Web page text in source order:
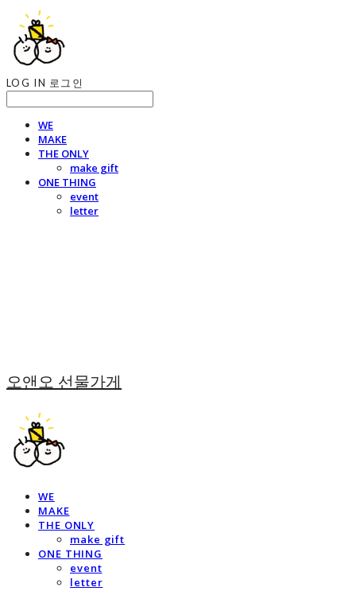
LOG IN 로그인
WE
MAKE
THE ONLY
make gift
ONE THING
event
letter
오앤오 선물가게
WE
MAKE
THE ONLY
make gift
ONE THING
event
letter